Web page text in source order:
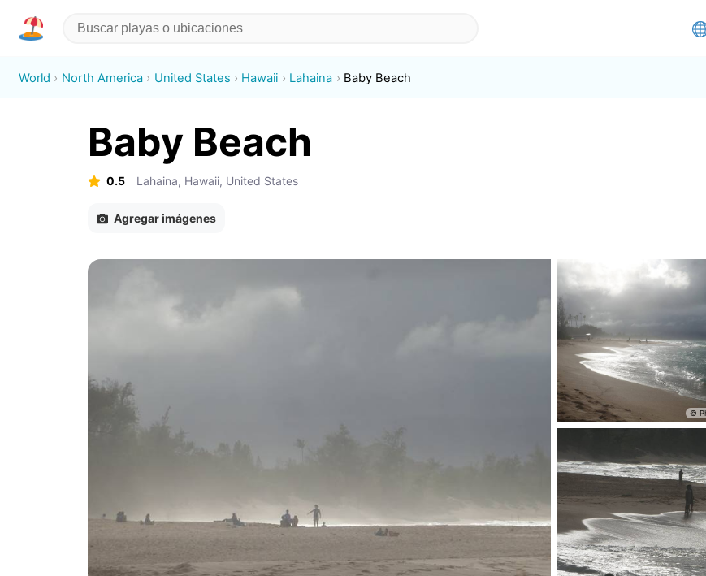
World North America United States Hawaii Lahaina Baby Beach
Baby Beach
0.5 Lahaina, Hawaii, United States
Agregar imágenes